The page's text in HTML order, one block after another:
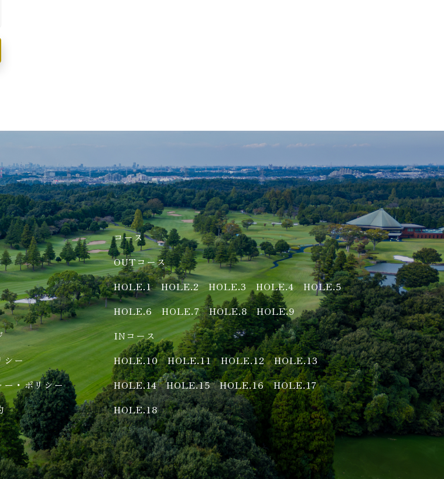
シー
ー・ポリシー
コース
OUTコース
HOLE.1
HOLE.2 HOLE.3 HOLE.4
HOLE.5
HOLE.6
HOLE.7 HOLE.8
HOLE.9
INコース
HOLE.10
HOLE.11 HOLE.12
HOLE.13
HOLE.14
HOLE.15 HOLE.16
HOLE.17
HOLE.18